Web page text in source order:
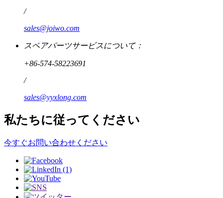
/
sales@joiwo.com
スペアパーツサービスについて：
+86-574-58223691
/
sales@yyxlong.com
私たちに従ってください
今すぐお問い合わせください